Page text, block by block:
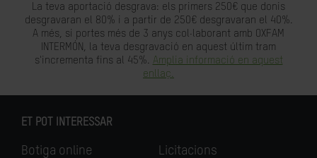
La teva aportació desgrava: els primers 250€ que donis
desgravaran el 80% i a partir de 250€ desgravaran el 40%.
A més, si portes més de 3 anys col·laborant amb OXFAM
INTERMÓN, la teva desgravació en aquest últim tram
s'incrementa fins al 45%. Amplia informació en aquest
enllaç.
ET POT INTERESSAR
Botiga online
Licitacions